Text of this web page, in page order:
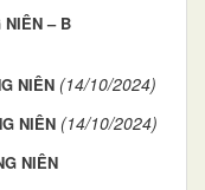
NIÊN – B
NIÊN (14/10/2024)
NIÊN (14/10/2024)
NIÊN